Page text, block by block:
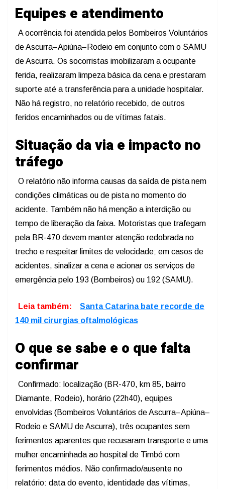
Equipes e atendimento
A ocorrência foi atendida pelos Bombeiros Voluntários
de Ascurra–Apiúna–Rodeio em conjunto com o SAMU
de Ascurra. Os socorristas imobilizaram a ocupante
ferida, realizaram limpeza básica da cena e prestaram
suporte até a transferência para a unidade hospitalar.
Não há registro, no relatório recebido, de outros
feridos encaminhados ou de vítimas fatais.
Situação da via e impacto no
tráfego
O relatório não informa causas da saída de pista nem
condições climáticas ou de pista no momento do
acidente. Também não há menção a interdição ou
tempo de liberação da faixa. Motoristas que trafegam
pela BR-470 devem manter atenção redobrada no
trecho e respeitar limites de velocidade; em casos de
acidentes, sinalizar a cena e acionar os serviços de
emergência pelo 193 (Bombeiros) ou 192 (SAMU).
Leia também:
Santa Catarina bate recorde de
140 mil cirurgias oftalmológicas
O que se sabe e o que falta
confirmar
Confirmado: localização (BR-470, km 85, bairro
Diamante, Rodeio), horário (22h40), equipes
envolvidas (Bombeiros Voluntários de Ascurra–Apiúna–
Rodeio e SAMU de Ascurra), três ocupantes sem
ferimentos aparentes que recusaram transporte e uma
mulher encaminhada ao hospital de Timbó com
ferimentos médios. Não confirmado/ausente no
relatório: data do evento, identidade das vítimas,